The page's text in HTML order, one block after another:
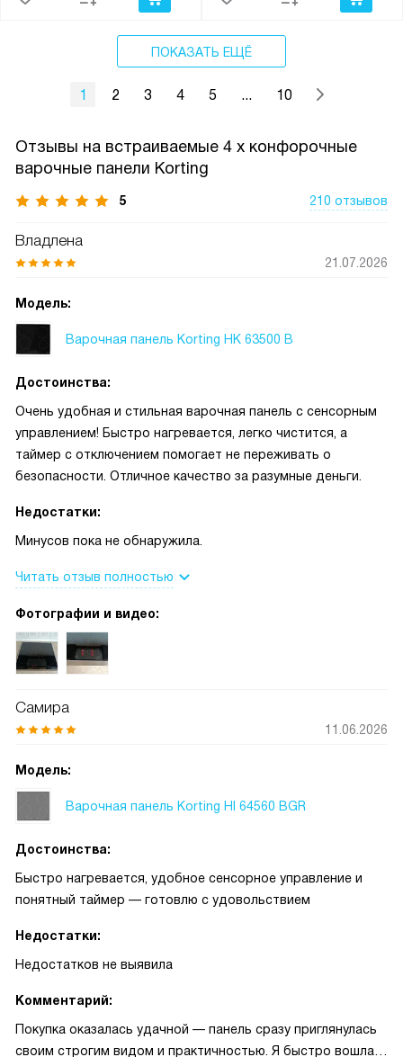
ПОКАЗАТЬ ЕЩЁ
1 2 3 4 5 ... 10
Отзывы на встраиваемые 4 х конфорочные
варочные панели Korting
5 210 отзывов
Владлена
21.07.2026
Модель:
Варочная панель Korting HK 63500 B
Достоинства:
Очень удобная и стильная варочная панель с сенсорным
управлением! Быстро нагревается, легко чистится, а
таймер с отключением помогает не переживать о
безопасности. Отличное качество за разумные деньги.
Недостатки:
Минусов пока не обнаружила.
Читать отзыв полностью
Фотографии и видео:
Самира
11.06.2026
Модель:
Варочная панель Korting HI 64560 BGR
Достоинства:
Быстро нагревается, удобное сенсорное управление и
понятный таймер — готовлю с удовольствием
Недостатки:
Недостатков не выявила
Комментарий:
Покупка оказалась удачной — панель сразу приглянулась
своим строгим видом и практичностью. Я быстро вошла в